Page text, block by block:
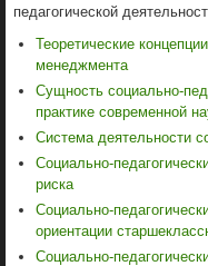
педагогической
Теоретические
менеджмента
Сущность социально-
практике современной
Система деятельности
Социально-
риска
Социально-
ориентации
Социально-